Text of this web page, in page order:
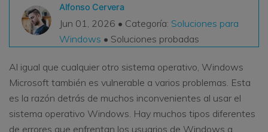
Pruébalo Gratis
Otros Productos
Repairit - Reparar Datos
UBackit - Respaldar Datos
Alfonso Cervera
Jun 01, 2026 • Categoría: Soluciones para
Windows • Soluciones probadas
Al igual que cualquier otro sistema operativo, Windows
Microsoft también es vulnerable a varios problemas. Esta
es la razón detrás de muchos inconvenientes al usar el
sistema operativo Windows. Hay muchos tipos diferentes
de errores que enfrentan los usuarios de Windows a